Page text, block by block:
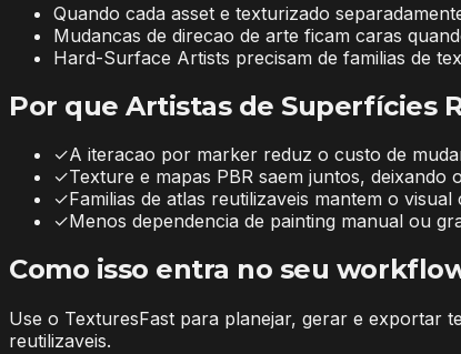
Quando cada asset e texturizado
Mudancas de direcao de arte ficam caras
Hard-Surface Artists precisam de familias de
Por que Artistas de Superfícies
✓A iteracao por marker reduz o custo de
✓Texture e mapas PBR saem juntos, deixando
✓Familias de atlas reutilizaveis mantem o
✓Menos dependencia de painting manual ou
Como isso entra no seu
Use o TexturesFast para planejar, gerar e exportar
reutilizaveis.